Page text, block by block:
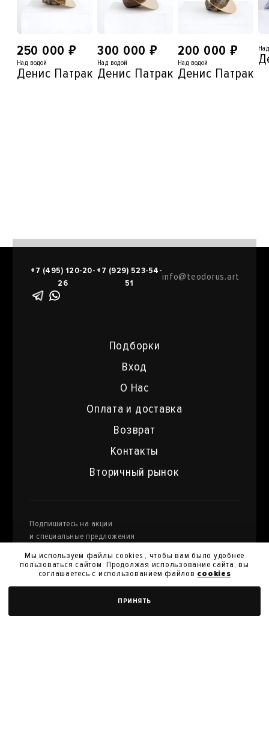
ДОБАВИТЬ В КОРЗИНУ
250 000 ₽
Над водой
Денис Патракеев
300 000 ₽
Над водой
Денис Патракеев
200 000 ₽
Над водой
Денис
Подборки
Вход
О Нас
Оплата и доставка
Возврат
Контакты
Вторичный рынок
+7 (495) 120-20-
26
+7 (929) 523-54-
51
info@teodorus.art
Подпишитесь на акции
и специальные предложения
и их передачу для получения кэшбэк.
Я согласен сполитикой конфиденциальности
Мы используем файлы cookies , чтобы вам было удобнее
пользоваться сайтом. Продолжая использование сайта, вы
соглашаетесь с использованием файлов cookies
ПРИНЯТЬ